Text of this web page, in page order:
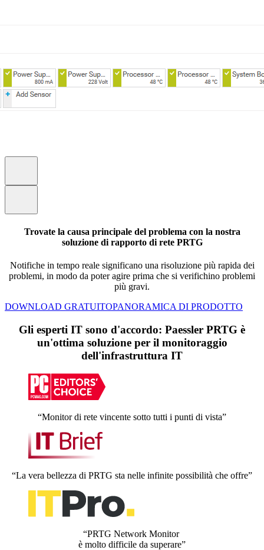
Trovate la causa principale del problema con la nostra
soluzione di rapporto di rete PRTG
Notifiche in tempo reale significano una risoluzione più rapida dei
problemi, in modo da poter agire prima che si verifichino problemi
più gravi.
DOWNLOAD GRATUITOPANORAMICA DI PRODOTTO
Gli esperti IT sono d'accordo: Paessler PRTG è
un'ottima soluzione per il monitoraggio
dell'infrastruttura IT
“Monitor di rete vincente sotto tutti i punti di vista”
“La vera bellezza di PRTG sta nelle infinite possibilità che offre”
“PRTG Network Monitor
è molto difficile da superare”